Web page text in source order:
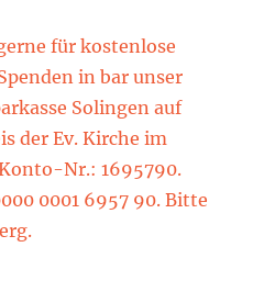
für kostenlose
in bar unser
Solingen auf
der Ev. Kirche im
Nr.: 1695790.
0001 6957 90. Bitte